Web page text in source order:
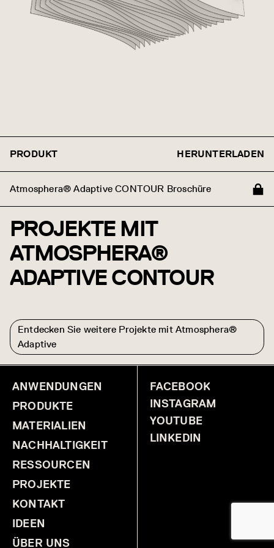
PRODUKT HERUNTERLADEN
Atmosphera® Adaptive CONTOUR Broschüre
PROJEKTE MIT
ATMOSPHERA®
ADAPTIVE CONTOUR
Entdecken Sie weitere Projekte mit Atmosphera®
Adaptive
FCS
ACT-Wellness-
Zentrum
ANWENDUNGEN
PRODUKTE
MATERIALIEN
NACHHALTIGKEIT
RESSOURCEN
PROJEKTE
KONTAKT
IDEEN
ÜBER UNS
FACEBOOK
INSTAGRAM
YOUTUBE
LINKEDIN